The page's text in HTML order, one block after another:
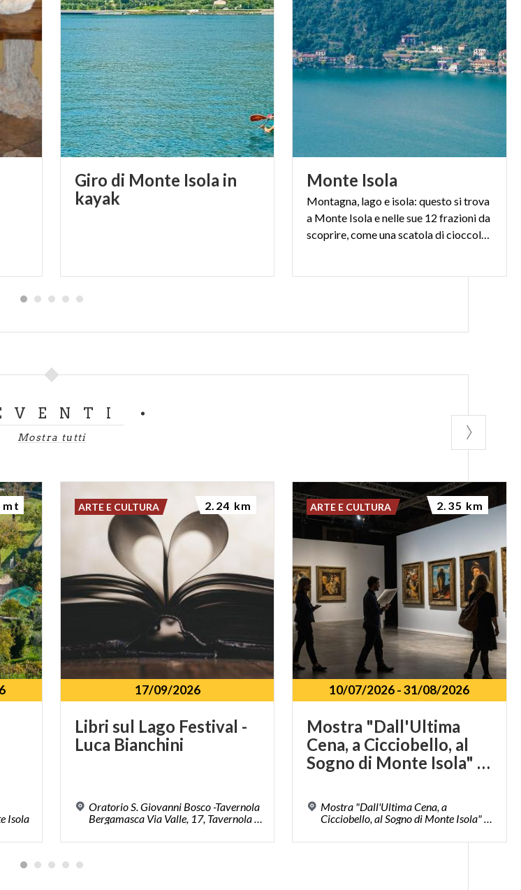
Giro di Monte Isola in
kayak
Monte Isola
Montagna, lago e isola: questo si trova
a Monte Isola e nelle sue 12 frazioni da
scoprire, come una scatola di cioccolatini tutti diversi
Mostra tutti
Isola
mt
17/09/2026
Libri sul Lago Festival -
Luca Bianchini
Oratorio S. Giovanni Bosco -Tavernola
Bergamasca Via Valle, 17, Tavernola Bergamasca (BG)
ARTE E CULTURA 2.24 km
10/07/2026-31/08/2026
Mostra "Dall'Ultima
Cena, a Cicciobello, al
Sogno di Monte Isola" di Beppe Prandelli
Mostra "Dall'Ultima Cena, a
Cicciobello, al Sogno di Monte Isola" di Beppe Prandelli Località Peschiera Maraglio 150, Monte Isola (BS)
ARTE E CULTURA 2.35 km